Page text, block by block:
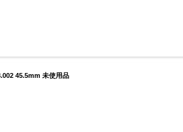
45.5mm 未使用品